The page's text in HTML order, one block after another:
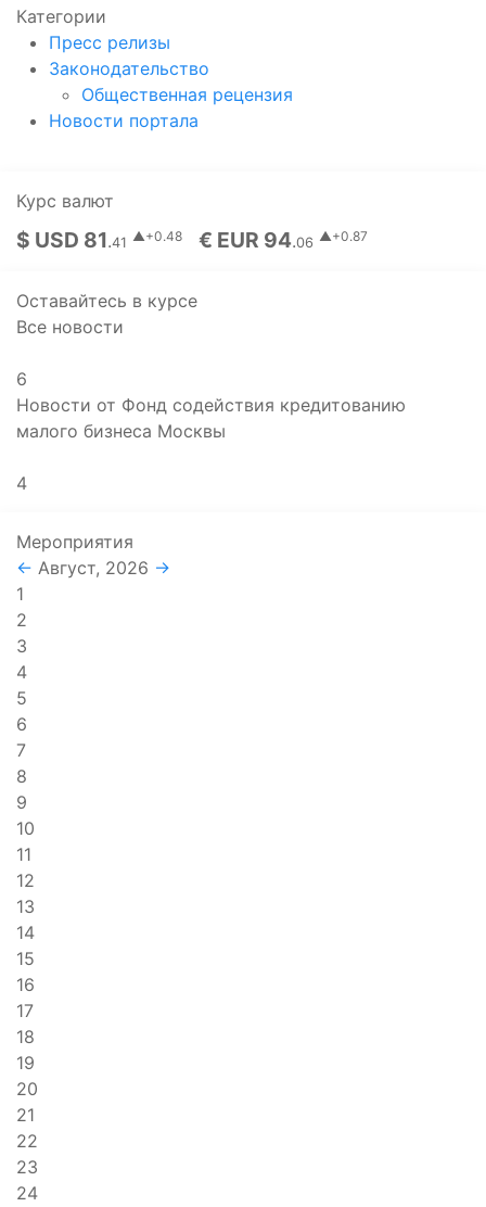
Категории
Пресс релизы
Законодательство
Общественная рецензия
Новости портала
Курс валют
$ USD 81.41 ▲+0.48 € EUR 94.06 ▲+0.87
Оставайтесь в курсе
Все новости
6
Новости от Фонд содействия кредитованию
малого бизнеса Москвы
4
Мероприятия
← Август, 2026 →
1
2
3
4
5
6
7
8
9
10
11
12
13
14
15
16
17
18
19
20
21
22
23
24